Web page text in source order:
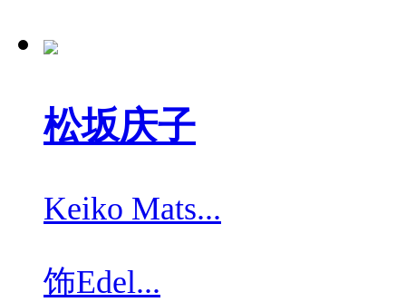
松坂庆子
Keiko Mats...
饰Edel...